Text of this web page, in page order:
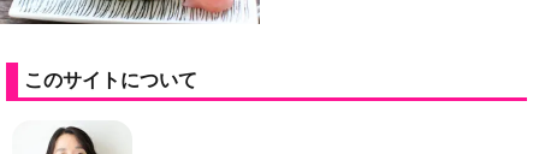
このサイトについて